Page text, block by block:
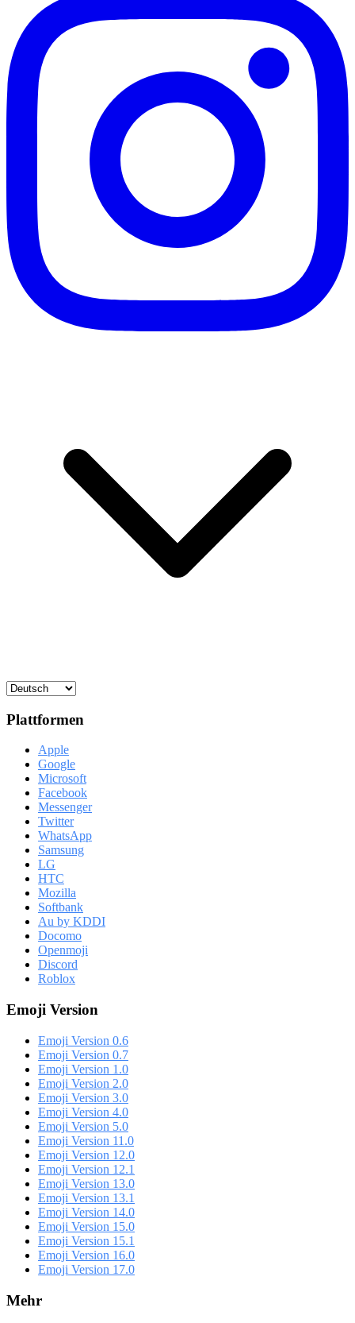
Plattformen
Apple
Google
Microsoft
Facebook
Messenger
Twitter
WhatsApp
Samsung
LG
HTC
Mozilla
Softbank
Au by KDDI
Docomo
Openmoji
Discord
Roblox
Emoji Version
Emoji Version 0.6
Emoji Version 0.7
Emoji Version 1.0
Emoji Version 2.0
Emoji Version 3.0
Emoji Version 4.0
Emoji Version 5.0
Emoji Version 11.0
Emoji Version 12.0
Emoji Version 12.1
Emoji Version 13.0
Emoji Version 13.1
Emoji Version 14.0
Emoji Version 15.0
Emoji Version 15.1
Emoji Version 16.0
Emoji Version 17.0
Mehr